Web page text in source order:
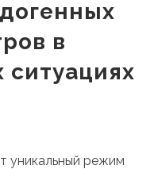
в
ситуациях
уникальный режим